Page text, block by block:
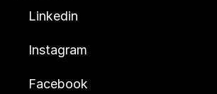
Linkedin
Instagram
Facebook